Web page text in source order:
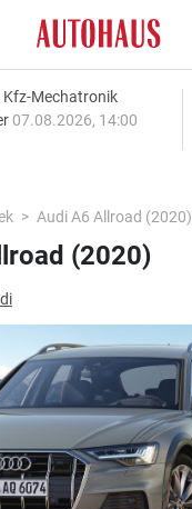
Kfz-Mechatronik
07.08.2026, 14:00
Audi A6 Allroad (2020)
(2020)